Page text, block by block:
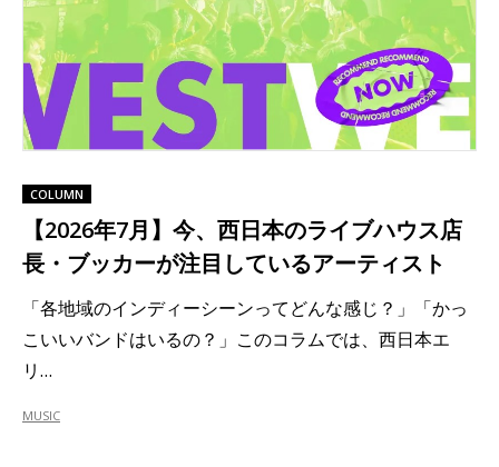
COLUMN
【2026年7月】今、西日本のライブハウス店
長・ブッカーが注目しているアーティスト
「各地域のインディーシーンってどんな感じ？」「かっ
こいいバンドはいるの？」このコラムでは、西日本エ
リ…
MUSIC